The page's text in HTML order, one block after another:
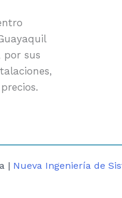
por sus
| Nueva Ingeniería de